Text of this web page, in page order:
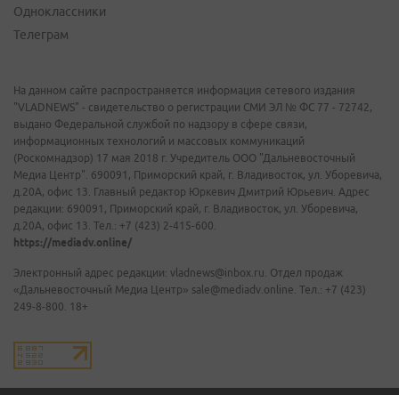
Одноклассники
Телеграм
На данном сайте распространяется информация сетевого издания
"VLADNEWS" - свидетельство о регистрации СМИ ЭЛ № ФС 77 - 72742,
выдано Федеральной службой по надзору в сфере связи,
информационных технологий и массовых коммуникаций
(Роскомнадзор) 17 мая 2018 г. Учредитель ООО "Дальневосточный
Медиа Центр". 690091, Приморский край, г. Владивосток, ул. Уборевича,
д.20А, офис 13. Главный редактор Юркевич Дмитрий Юрьевич. Адрес
редакции: 690091, Приморский край, г. Владивосток, ул. Уборевича,
д.20А, офис 13. Тел.: +7 (423) 2-415-600.
https://mediadv.online/
Электронный адрес редакции: vladnews@inbox.ru. Отдел продаж
«Дальневосточный Медиа Центр» sale@mediadv.online. Тел.: +7 (423)
249-8-800. 18+